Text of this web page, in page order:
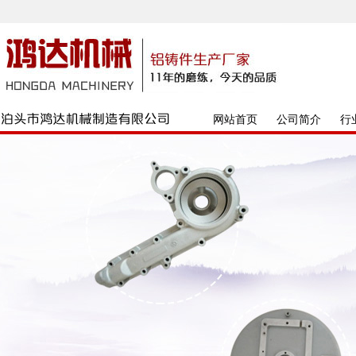
网站首页 公司简介 行